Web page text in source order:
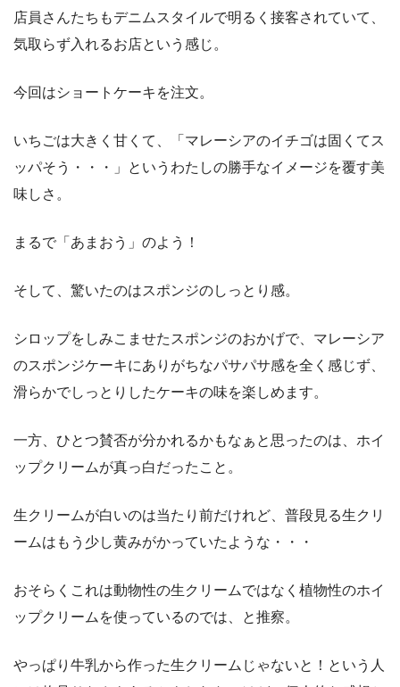
店員さんたちもデニムスタイルで明るく接客されていて、
気取らず入れるお店という感じ。
今回はショートケーキを注文。
いちごは大きく甘くて、「マレーシアのイチゴは固くてス
ッパそう・・・」というわたしの勝手なイメージを覆す美
味しさ。
まるで「あまおう」のよう！
そして、驚いたのはスポンジのしっとり感。
シロップをしみこませたスポンジのおかげで、マレーシア
のスポンジケーキにありがちなパサパサ感を全く感じず、
滑らかでしっとりしたケーキの味を楽しめます。
一方、ひとつ賛否が分かれるかもなぁと思ったのは、ホイ
ップクリームが真っ白だったこと。
生クリームが白いのは当たり前だけれど、普段見る生クリ
ームはもう少し黄みがかっていたような・・・
おそらくこれは動物性の生クリームではなく植物性のホイ
ップクリームを使っているのでは、と推察。
やっぱり牛乳から作った生クリームじゃないと！という人